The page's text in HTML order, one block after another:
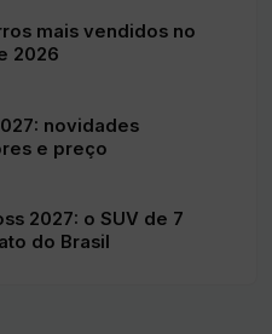
mais vendidos no
2026
novidades
e preço
2027: o SUV de 7
do Brasil